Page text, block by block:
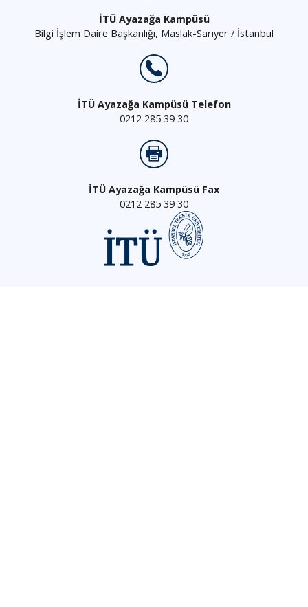
İTÜ Ayazağa Kampüsü
Bilgi İşlem Daire Başkanlığı, Maslak-Sarıyer / İstanbul
İTÜ Ayazağa Kampüsü Telefon
0212 285 39 30
İTÜ Ayazağa Kampüsü Fax
0212 285 39 30